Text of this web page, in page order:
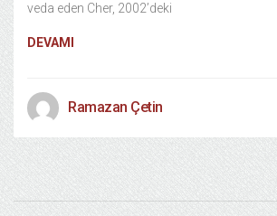
veda eden Cher, 2002’deki
DEVAMI
Ramazan Çetin